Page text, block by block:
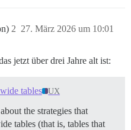
27. März 2026 um 10:01
2
jetzt über drei Jahre alt ist:
tables UX
the strategies that
tables (that is, tables that